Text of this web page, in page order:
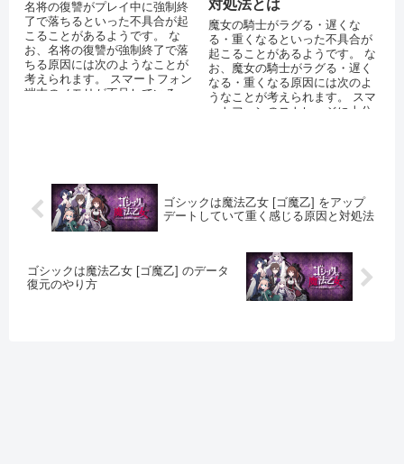
名将の復讐がプレイ中に強制終
了で落ちるといった不具合が起
こることがあるようです。 な
お、名将の復讐が強制終了で落
ちる原因には次のようなことが
考えられます。 スマートフォン
端末のメモリが不足している
対処法とは
魔女の騎士がラグる・遅くな
る・重くなるといった不具合が
起こることがあるようです。 な
お、魔女の騎士がラグる・遅く
なる・重くなる原因には次のよ
うなことが考えられます。 スマ
ートフォンのストレージに十分
ゴシックは魔法乙女 [ゴ魔乙] をアップ
デートしていて重く感じる原因と対処法
ゴシックは魔法乙女 [ゴ魔乙] のデータ
復元のやり方